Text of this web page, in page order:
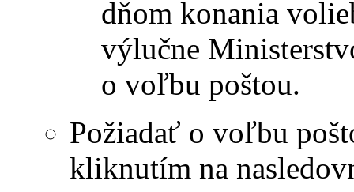
dňom konania
výlučne
o voľbu poštou.
Požiadať o voľbu
kliknutím na